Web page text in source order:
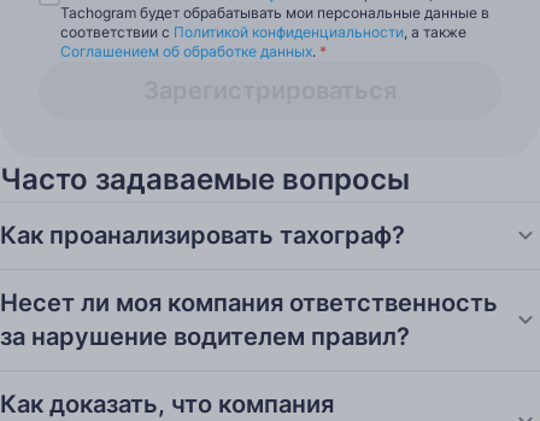
Tachogram будет обрабатывать мои персональные данные в
соответствии с Политикой конфиденциальности, а также
Соглашением об обработке данных. *
Часто задаваемые вопросы
Как проанализировать тахограф?
Несет ли моя компания ответственность
за нарушение водителем правил?
Как доказать, что компания